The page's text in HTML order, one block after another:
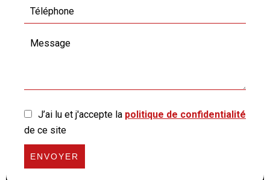
J’ai lu et j'accepte la politique de confidentialité
de ce site
ENVOYER